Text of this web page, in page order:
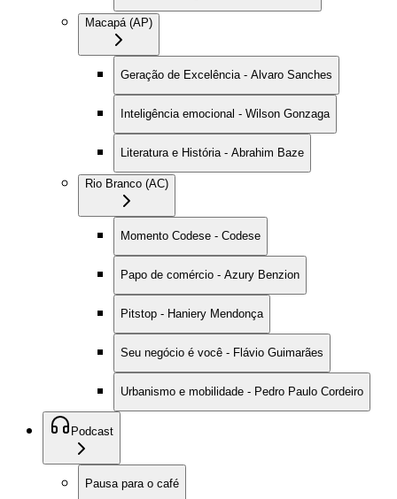
Macapá (AP)
Geração de Excelência - Alvaro Sanches
Inteligência emocional - Wilson Gonzaga
Literatura e História - Abrahim Baze
Rio Branco (AC)
Momento Codese - Codese
Papo de comércio - Azury Benzion
Pitstop - Haniery Mendonça
Seu negócio é você - Flávio Guimarães
Urbanismo e mobilidade - Pedro Paulo Cordeiro
Podcast
Pausa para o café